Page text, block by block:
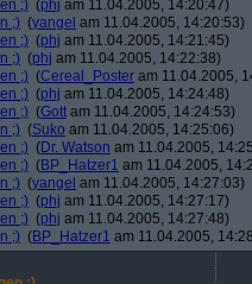
;) (phj am 11.04.2005, 14:20:47)
;) (yangel am 11.04.2005, 14:20:53)
;) (phj am 11.04.2005, 14:21:45)
;) (phj am 11.04.2005, 14:22:38)
;) (Cereal_Poster am 11.04.2005,
;) (phj am 11.04.2005, 14:24:48)
;) (Gott am 11.04.2005, 14:24:53)
;) (Suko am 11.04.2005, 14:25:06)
;) (Dr. Watson am 11.04.2005,
;) (BP_Hatzer1 am 11.04.2005,
;) (yangel am 11.04.2005, 14:27:03)
;) (phj am 11.04.2005, 14:27:17)
;) (phj am 11.04.2005, 14:27:48)
;) (BP_Hatzer1 am 11.04.2005,